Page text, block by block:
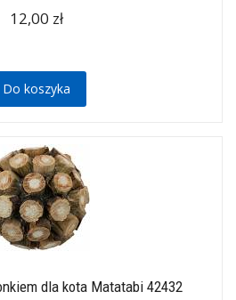
12,00 zł
Do koszyka
dla kota Matatabi 42432